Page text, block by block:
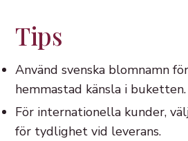
Tips
Använd svenska blomnamn
hemmastad känsla i buketten.
För internationella kunder,
för tydlighet vid leverans.